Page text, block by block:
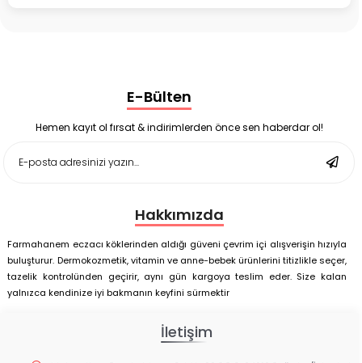
Enterogermina Family 5 ml 20 Flakon
Deep Flex Stres Azaltıcı ve Enerji Dengeleyici Topraklama
Matı Set 40x60 cm
Deep Flex Stres Azaltıcı ve Enerji Dengeleyici Topraklama
E-Bülten
Hemen kayıt ol fırsat & indirimlerden önce sen haberdar ol!
Hakkımızda
Farmahanem eczacı köklerinden aldığı güveni çevrim içi alışverişin hızıyla
buluşturur. Dermokozmetik, vitamin ve anne-bebek ürünlerini titizlikle seçer,
tazelik kontrolünden geçirir, aynı gün kargoya teslim eder. Size kalan
yalnızca kendinize iyi bakmanın keyfini sürmektir
İletişim